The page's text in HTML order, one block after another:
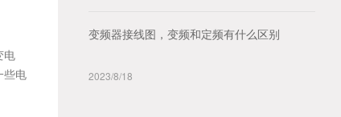
电
些电
变频器接线图，变频和定频有什么区别
2023/8/18